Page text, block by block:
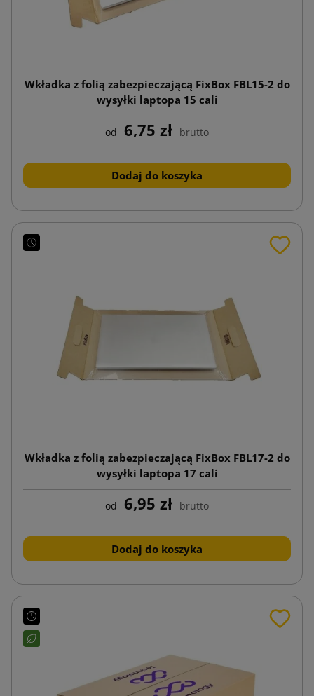
Wkładka z folią zabezpieczającą FixBox FBL15-2 do
wysyłki laptopa 15 cali
od 6,75 zł brutto
Dodaj do koszyka
Wkładka z folią zabezpieczającą FixBox FBL17-2 do
wysyłki laptopa 17 cali
od 6,95 zł brutto
Dodaj do koszyka